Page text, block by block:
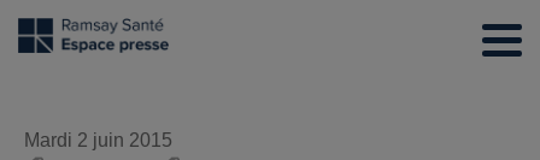
Mardi 2 juin 2015